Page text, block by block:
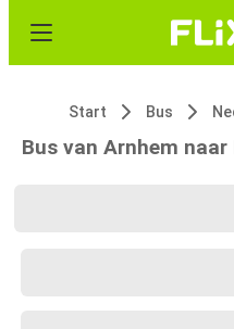
Start Bus
Bus van Arnhem